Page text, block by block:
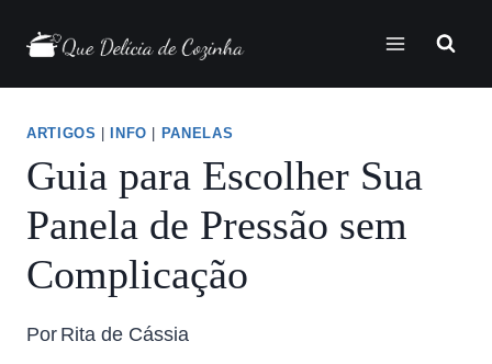
ARTIGOS INFO PANELAS
Guia para Escolher Sua
Panela de Pressão sem
Complicação
Por Rita de Cássia